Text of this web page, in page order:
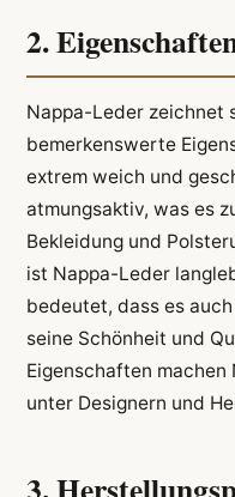
2.
Nappa-Leder zeichnet
bemerkenswerte
extrem weich und
atmungsaktiv, was es
Bekleidung und
ist Nappa-Leder
bedeutet, dass es
seine Schönheit und
Eigenschaften machen
unter Designern und